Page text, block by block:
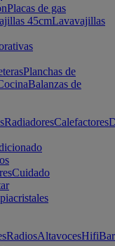
Placas de gas
45cmLavavajillas
Planchas de
Balanzas de
RadiadoresCalefactores
Cuidado
RadiosAltavocesHifi